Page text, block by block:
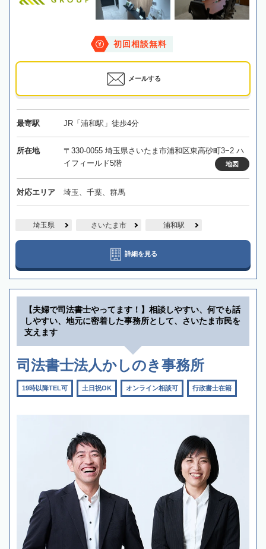
初回相談無料
メールする
最寄駅 JR「浦和駅」徒歩4分
所在地
〒330-0055 埼玉県さいたま市浦和区東高砂町3−2 ハ
イフィールド5階
地図
対応エリア 埼玉、千葉、群馬
埼玉県 さいたま市 浦和駅
詳細を見る
【夫婦で司法書士やってます！】相談しやすい、何でも話
しやすい、地元に密着した事務所として、さいたま市民を
支えます
司法書士法人かしのき事務所
19時以降TEL可 土日祝OK オンライン相談可 行政書士在籍